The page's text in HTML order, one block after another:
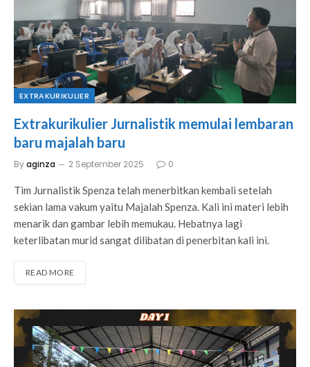
EXTRAKURIKULIER
Extrakurikulier Jurnalistik memulai lembaran
baru majalah baru
Byaginza 2 September 2025 0
Tim Jurnalistik Spenza telah menerbitkan kembali setelah
sekian lama vakum yaitu Majalah Spenza. Kali ini materi lebih
menarik dan gambar lebih memukau. Hebatnya lagi
keterlibatan murid sangat dilibatan di penerbitan kali ini.
READ MORE